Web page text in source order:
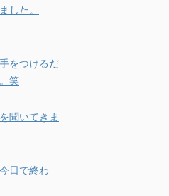
した。
をつけるだ
笑
聞いてきま
日で終わ